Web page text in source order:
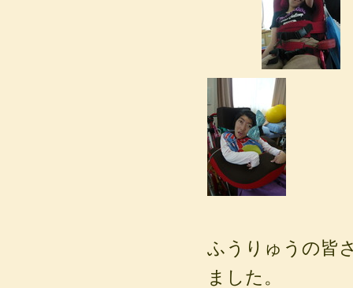
ふうりゅうの皆
ました。